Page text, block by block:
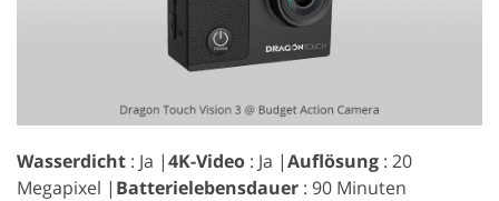
Wasserdicht : Ja |4K-Video : Ja |Auflösung : 20
Megapixel | Batterielebensdauer : 90 Minuten